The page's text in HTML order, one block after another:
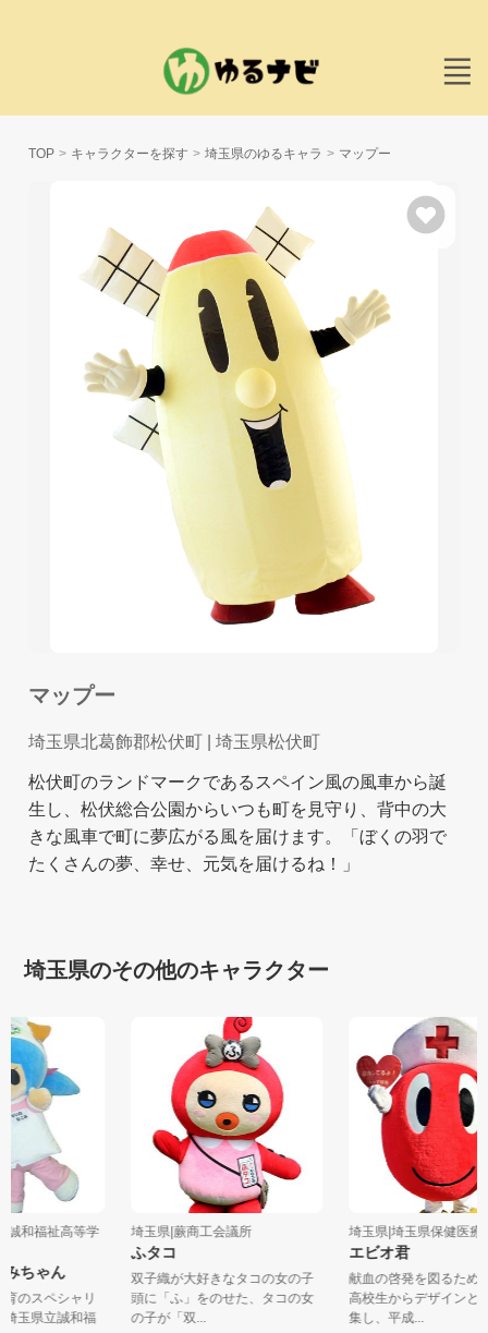
TOP キャラクターを探す 埼玉県のゆるキャラ マップー
マップー
埼玉県北葛飾郡松伏町 | 埼玉県松伏町
松伏町のランドマークであるスペイン風の風車から誕
生し、松伏総合公園からいつも町を見守り、背中の大
きな風車で町に夢広がる風を届けます。「ぼくの羽で
たくさんの夢、幸せ、元気を届けるね！」
埼玉県のその他のキャラクター
誠和福祉高等学
みちゃん
育のスペシャリ
埼玉県立誠和福
埼玉県|蕨商工会議所
ふタコ
双子織が大好きなタコの女の子
頭に「ふ」をのせた、タコの女
の子が「双...
埼玉県|埼玉県保健医
エビオ君
献血の啓発を図るた
高校生からデザイン
集し、平成...